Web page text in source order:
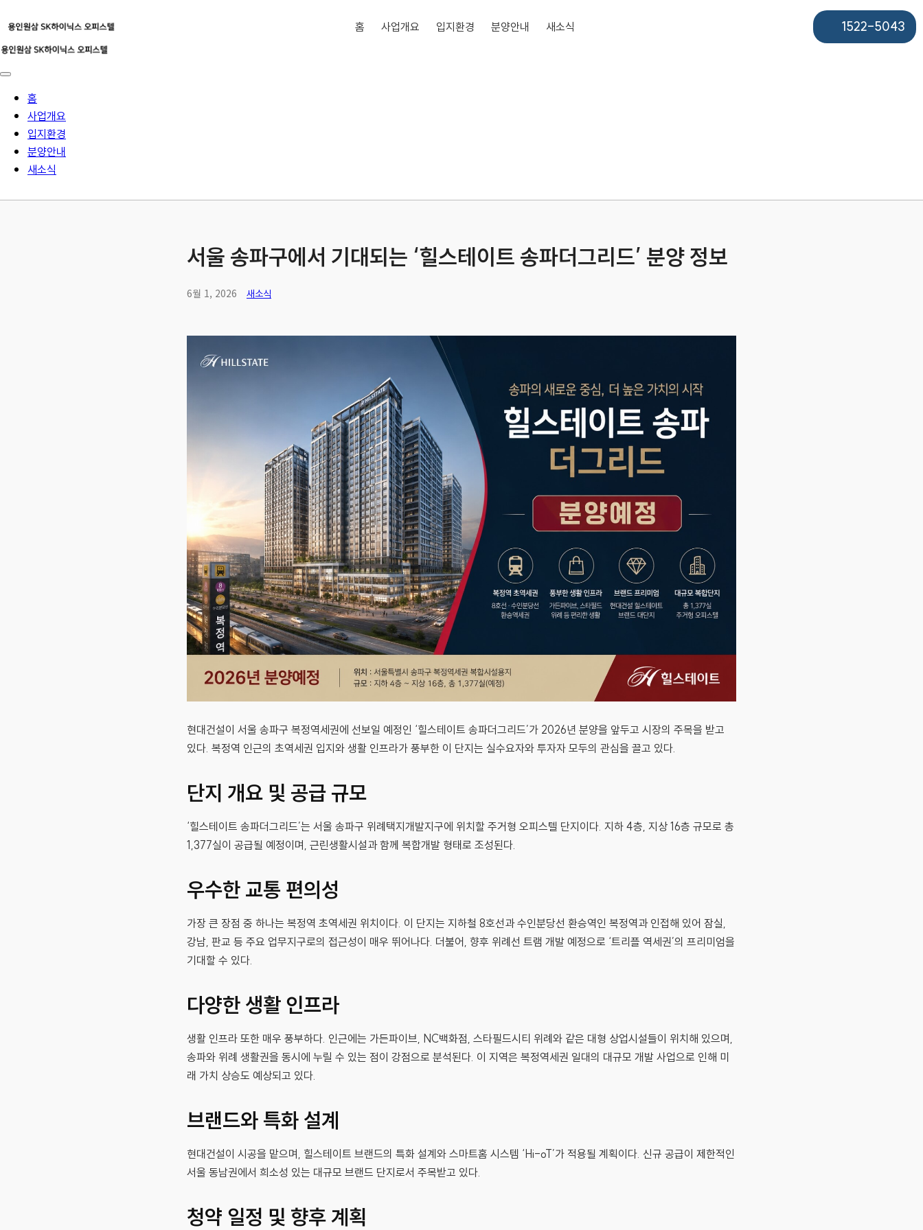
홈 사업개요 입지환경 분양안내 새소식 1522-5043
홈
사업개요
입지환경
분양안내
새소식
서울 송파구에서 기대되는 ‘힐스테이트 송파더그리드’ 분양 정보
6월 1, 2026 새소식
현대건설이 서울 송파구 복정역세권에 선보일 예정인 ‘힐스테이트 송파더그리드’가 2026년 분양을 앞두고 시장의 주목을 받고
있다. 복정역 인근의 초역세권 입지와 생활 인프라가 풍부한 이 단지는 실수요자와 투자자 모두의 관심을 끌고 있다.
단지 개요 및 공급 규모
‘힐스테이트 송파더그리드’는 서울 송파구 위례택지개발지구에 위치할 주거형 오피스텔 단지이다. 지하 4층, 지상 16층 규모로 총
1,377실이 공급될 예정이며, 근린생활시설과 함께 복합개발 형태로 조성된다.
우수한 교통 편의성
가장 큰 장점 중 하나는 복정역 초역세권 위치이다. 이 단지는 지하철 8호선과 수인분당선 환승역인 복정역과 인접해 있어 잠실,
강남, 판교 등 주요 업무지구로의 접근성이 매우 뛰어나다. 더불어, 향후 위례선 트램 개발 예정으로 ‘트리플 역세권’의 프리미엄을
기대할 수 있다.
다양한 생활 인프라
생활 인프라 또한 매우 풍부하다. 인근에는 가든파이브, NC백화점, 스타필드시티 위례와 같은 대형 상업시설들이 위치해 있으며,
송파와 위례 생활권을 동시에 누릴 수 있는 점이 강점으로 분석된다. 이 지역은 복정역세권 일대의 대규모 개발 사업으로 인해 미
래 가치 상승도 예상되고 있다.
브랜드와 특화 설계
현대건설이 시공을 맡으며, 힐스테이트 브랜드의 특화 설계와 스마트홈 시스템 ‘Hi-oT’가 적용될 계획이다. 신규 공급이 제한적인
서울 동남권에서 희소성 있는 대규모 브랜드 단지로서 주목받고 있다.
청약 일정 및 향후 계획